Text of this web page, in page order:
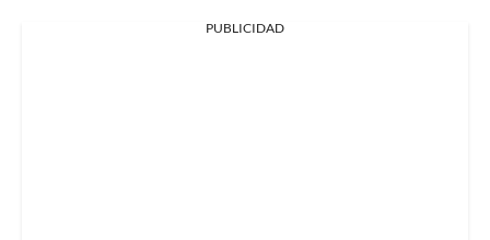
PUBLICIDAD